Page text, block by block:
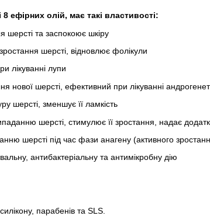
ефірних олій, має такі властивості:
шерсті та заспокоює шкіру
шерсті, відновлює фолікули
лікуванні лупи
нової шерсті, ефективний при лікуванні
шерсті, зменшує її ламкість
шерсті, стимулює її зростання, надає
шерсті під час фази анагену (активного
антибактеріальну та антимікробну дію
парабенів та SLS.